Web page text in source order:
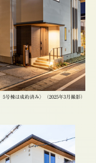
号棟は成約済み〉（2025年3月撮影）